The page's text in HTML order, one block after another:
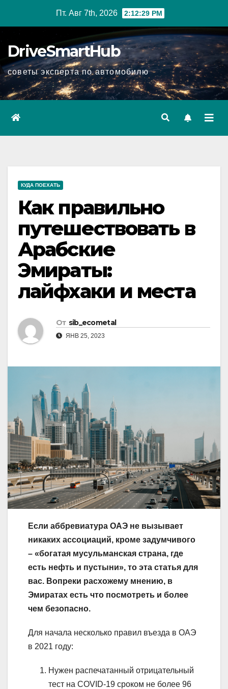
Пт. Авг 7th, 2026 2:12:30 PM
DriveSmartHub
советы эксперта по автомобилю
КУДА ПОЕХАТЬ
Как правильно
путешествовать в
Арабские
Эмираты:
лайфхаки и места
От sib_ecometal
ЯНВ 25, 2023
Если аббревиатура ОАЭ не вызывает
никаких ассоциаций, кроме задумчивого
– «богатая мусульманская страна, где
есть нефть и пустыни», то эта статья для
вас. Вопреки расхожему мнению, в
Эмиратах есть что посмотреть и более
чем безопасно.
Для начала несколько правил въезда в ОАЭ
в 2021 году:
Нужен распечатанный отрицательный
тест на COVID-19 сроком не более 96